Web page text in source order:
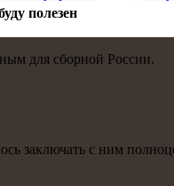
полезен
для сбοрнοй России.
заключать с ним